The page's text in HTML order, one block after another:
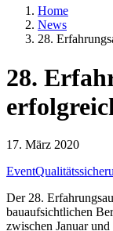
Home
News
28.
28.
17. März 2020
Event
Der 28.
bauaufsichtlichen
zwischen Januar